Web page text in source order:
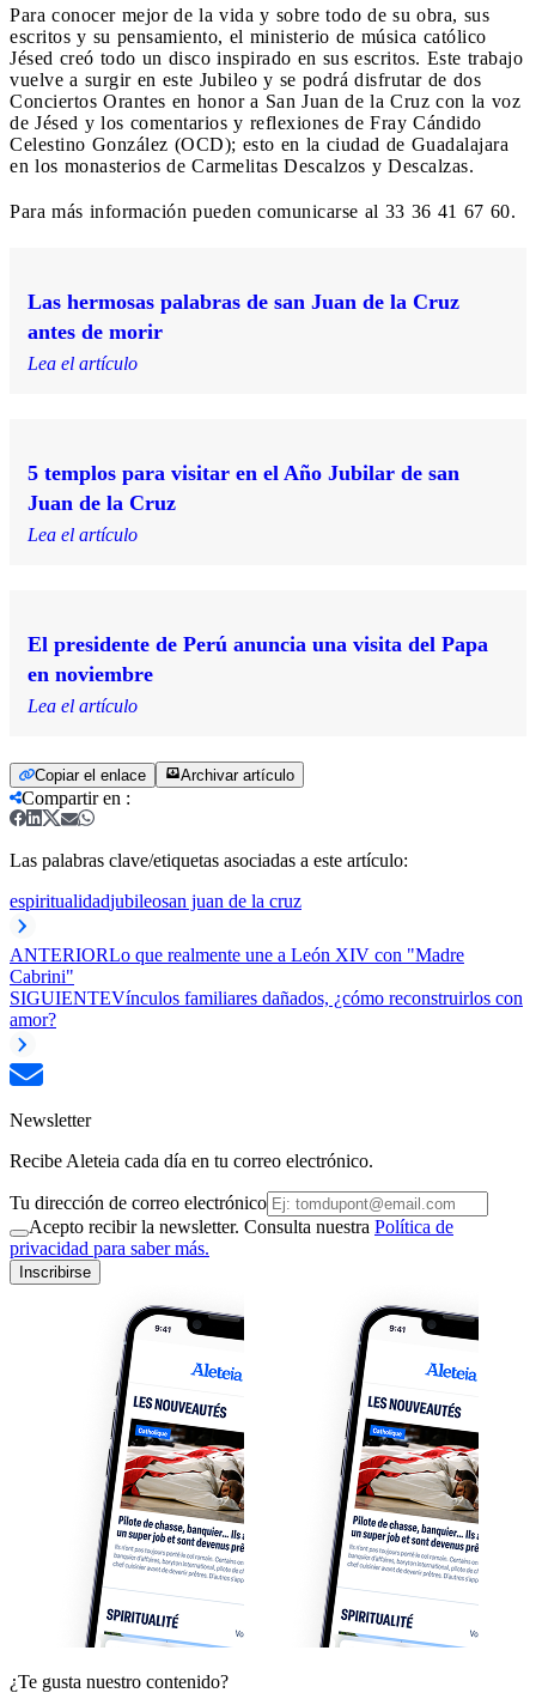
Para conocer mejor de la vida y sobre todo de su obra, sus
escritos y su pensamiento, el ministerio de música católico
Jésed creó todo un disco inspirado en sus escritos. Este trabajo
vuelve a surgir en este Jubileo y se podrá disfrutar de dos
Conciertos Orantes en honor a San Juan de la Cruz con la voz
de Jésed y los comentarios y reflexiones de Fray Cándido
Celestino González (OCD); esto en la ciudad de Guadalajara
en los monasterios de Carmelitas Descalzos y Descalzas.
Para más información pueden comunicarse al 33 36 41 67 60.
Las hermosas palabras de san Juan de la Cruz
antes de morir
Lea el artículo
5 templos para visitar en el Año Jubilar de san
Juan de la Cruz
Lea el artículo
El presidente de Perú anuncia una visita del Papa
en noviembre
Lea el artículo
Copiar el enlace Archivar artículo
Compartir en :
Las palabras clave/etiquetas asociadas a este artículo:
espiritualidadjubileosan juan de la cruz
ANTERIORLo que realmente une a León XIV con "Madre
Cabrini"
SIGUIENTEVínculos familiares dañados, ¿cómo reconstruirlos con
amor?
Newsletter
Recibe Aleteia cada día en tu correo electrónico.
Tu dirección de correo electrónico
Acepto recibir la newsletter. Consulta nuestra Política de
privacidad para saber más.
Inscribirse
¿Te gusta nuestro contenido?